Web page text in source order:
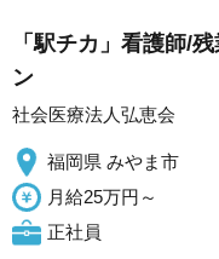
「駅チカ」看護師/
ン
社会医療法人弘恵会
福岡県 みやま市
月給25万円～
正社員